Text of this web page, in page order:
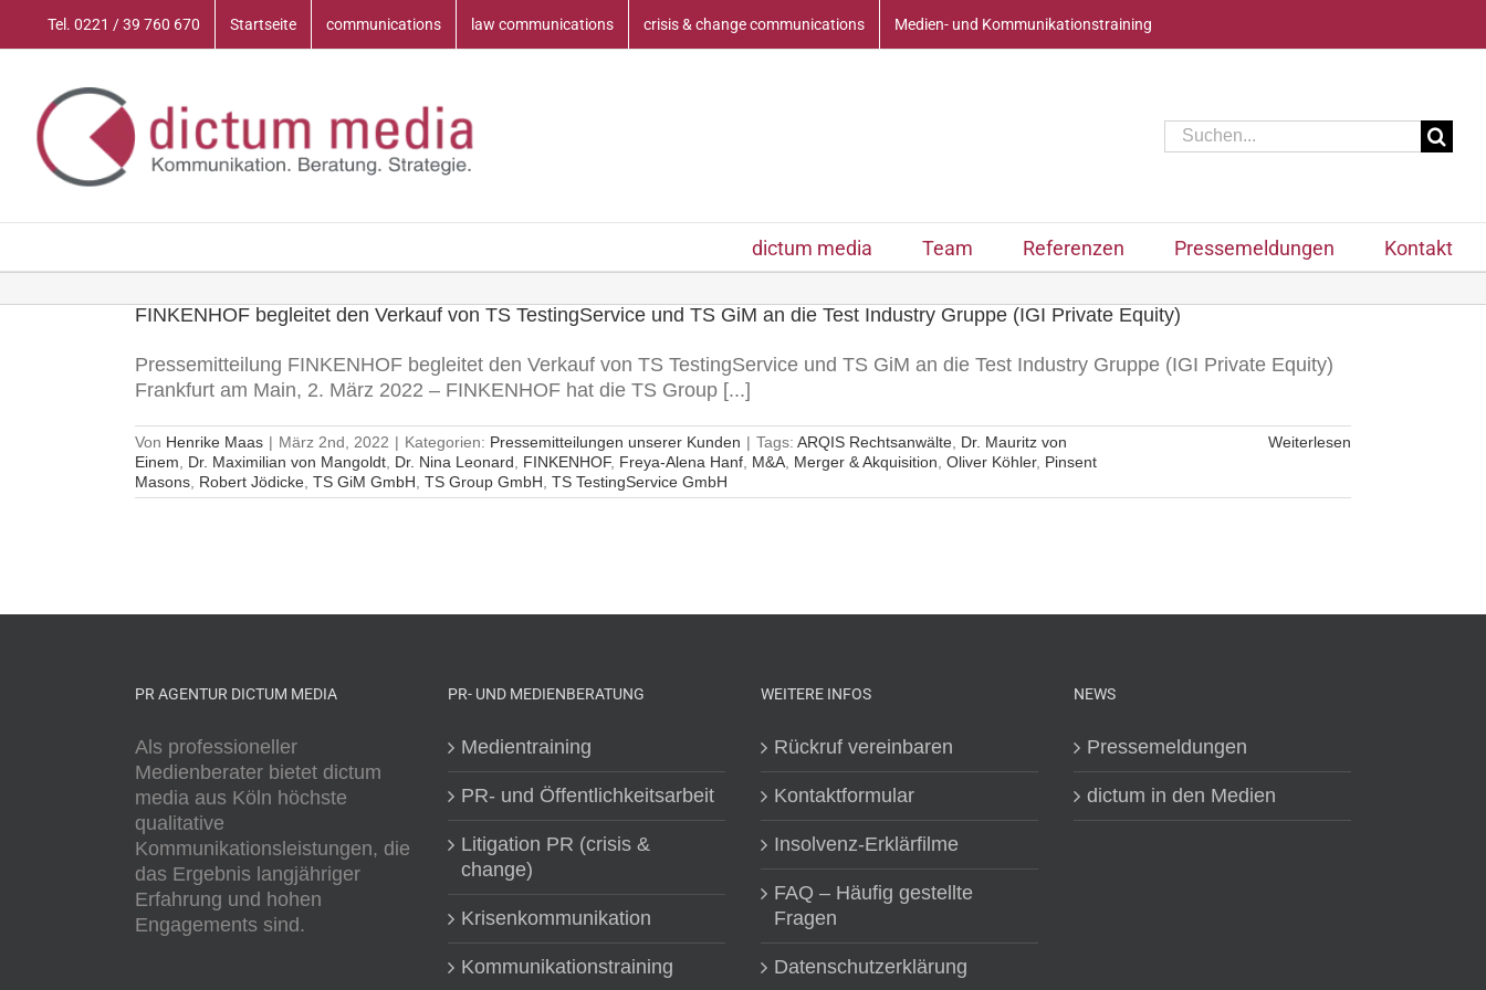
Tel. 0221 / 39 760 670 Startseite communications law communications crisis & change communications Medien- und Kommunikationstraining
Suche
nach:
dictum media Team Referenzen Pressemeldungen Kontakt
FINKENHOF begleitet den Verkauf von TS TestingService und TS GiM an die Test Industry Gruppe (IGI Private Equity)
Pressemitteilung FINKENHOF begleitet den Verkauf von TS TestingService und TS GiM an die Test Industry Gruppe (IGI Private Equity)
Frankfurt am Main, 2. März 2022 – FINKENHOF hat die TS Group [...]
Von Henrike Maas | März 2nd, 2022 | Kategorien: Pressemitteilungen unserer Kunden | Tags: ARQIS Rechtsanwälte Dr. Mauritz von
Einem
Dr. Maximilian von Mangoldt Dr. Nina Leonard FINKENHOF, Freya-Alena Hanf M&A Merger & Akquisition Oliver Köhler, Pinsent
Masons Robert Jödicke TS GiM GmbH TS Group GmbH TS TestingService GmbH
Weiterlesen
PR AGENTUR DICTUM MEDIA
Als professioneller
Medienberater bietet dictum
media aus Köln höchste
qualitative
Kommunikationsleistungen, die
das Ergebnis langjähriger
Erfahrung und hohen
Engagements sind.
PR- UND MEDIENBERATUNG
Medientraining
PR- und Öffentlichkeitsarbeit
Litigation PR (crisis &
change)
Krisenkommunikation
Kommunikationstraining
WEITERE INFOS
Rückruf vereinbaren
Kontaktformular
Insolvenz-Erklärfilme
FAQ – Häufig gestellte
Fragen
Datenschutzerklärung
NEWS
Pressemeldungen
dictum in den Medien